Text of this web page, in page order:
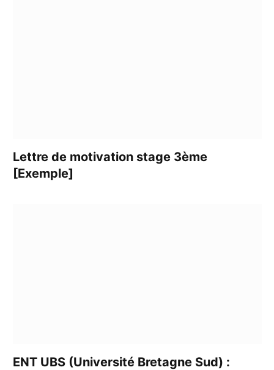
Lettre de motivation stage 3ème
[Exemple]
ENT UBS (Université Bretagne Sud) :